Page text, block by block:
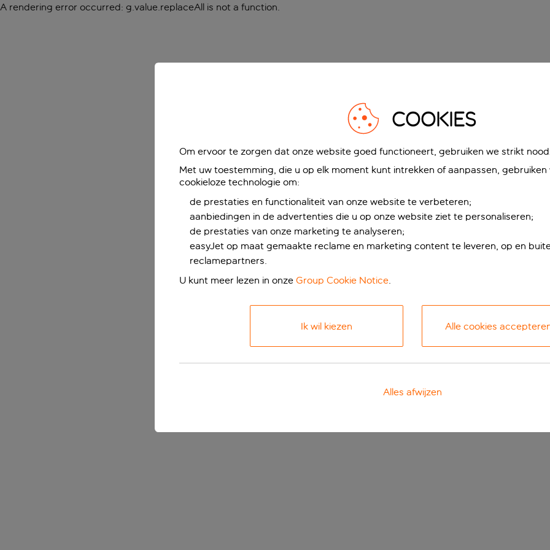
A rendering error occurred: g.value.replaceAll is not a function.
COOKIES
Om ervoor te zorgen dat onze website goed functioneert, gebruiken we strikt
Met uw toestemming, die u op elk moment kunt intrekken of aanpassen, gebruiken
cookieloze technologie om:
de prestaties en functionaliteit van onze website te verbeteren;
aanbiedingen in de advertenties die u op onze website ziet te personaliseren;
de prestaties van onze marketing te analyseren;
easyJet op maat gemaakte reclame en marketing content te leveren, op en
reclamepartners.
U kunt meer lezen in onze Group Cookie Notice.
Ik wil kiezen Alle cookies
Alles afwijzen